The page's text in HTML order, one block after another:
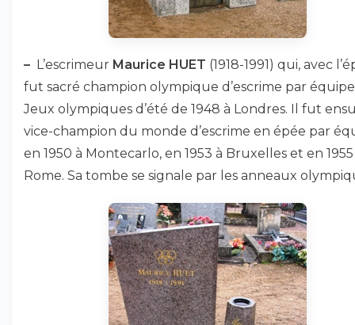
– L’escrimeur Maurice HUET (1918-1991) qui, avec
fut sacré champion olympique d’escrime par
Jeux olympiques d’été de 1948 à Londres. Il fut
vice-champion du monde d’escrime en épée par
en 1950 à Montecarlo, en 1953 à Bruxelles et en 1955
Rome. Sa tombe se signale par les anneaux